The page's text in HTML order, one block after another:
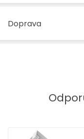
Doprava